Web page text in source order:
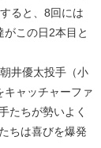
ると、8回には
この日2本目と
井優太投手（小
キャッチャーファ
たちが勢いよく
ちは喜びを爆発